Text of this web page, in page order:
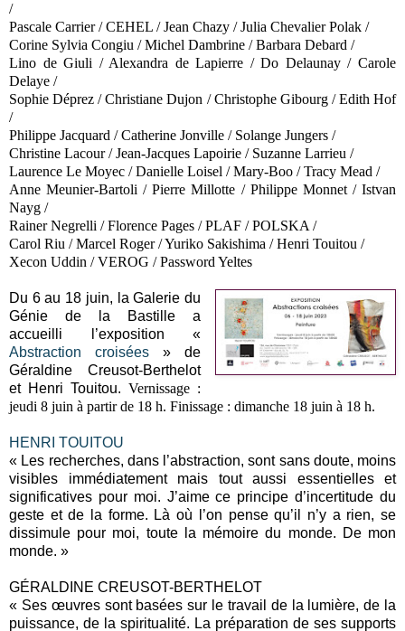
/
Pascale Carrier / CEHEL / Jean Chazy / Julia Chevalier Polak /
Corine Sylvia Congiu / Michel Dambrine / Barbara Debard /
Lino de Giuli / Alexandra de Lapierre / Do Delaunay / Carole
Delaye /
Sophie Déprez / Christiane Dujon / Christophe Gibourg / Edith Hof
/
Philippe Jacquard / Catherine Jonville / Solange Jungers /
Christine Lacour / Jean-Jacques Lapoirie / Suzanne Larrieu /
Laurence Le Moyec / Danielle Loisel / Mary-Boo / Tracy Mead /
Anne Meunier-Bartoli / Pierre Millotte / Philippe Monnet / Istvan
Nayg /
Rainer Negrelli / Florence Pages / PLAF / POLSKA /
Carol Riu / Marcel Roger / Yuriko Sakishima / Henri Touitou /
Xecon Uddin / VEROG / Password Yeltes
Du 6 au 18 juin, la Galerie du
Génie de la Bastille a
accueilli l’exposition «
Abstraction croisées » de
Géraldine Creusot-Berthelot
et Henri Touitou.Vernissage :
jeudi 8 juin à partir de 18 h. Finissage : dimanche 18 juin à 18 h.
HENRI TOUITOU
« Les recherches, dans l’abstraction, sont sans doute, moins
visibles immédiatement mais tout aussi essentielles et
significatives pour moi. J’aime ce principe d’incertitude du
geste et de la forme. Là où l’on pense qu’il n’y a rien, se
dissimule pour moi, toute la mémoire du monde. De mon
monde. »
GÉRALDINE CREUSOT-BERTHELOT
« Ses œuvres sont basées sur le travail de la lumière, de la
puissance, de la spiritualité. La préparation de ses supports